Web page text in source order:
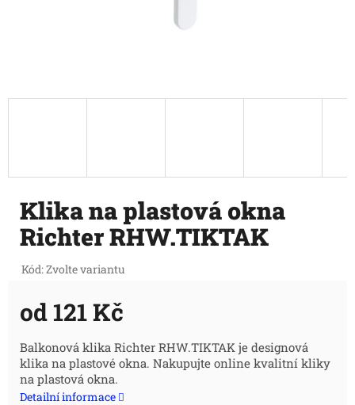
Klika na plastová okna
Richter RHW.TIKTAK
Kód:Zvolte variantu
od 121 Kč
Měrná
cena:
Balkonová klika Richter RHW.TIKTAK je designová
klika na plastové okna. Nakupujte online kvalitní kliky
na plastová okna.
Detailní informace